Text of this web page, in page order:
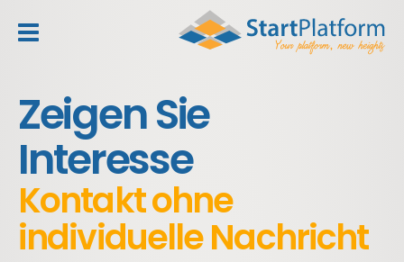
Zeigen Sie
Interesse
Kontakt ohne
individuelle Nachricht
header_toggle_navigation